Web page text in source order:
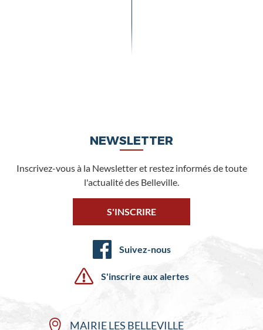
NEWSLETTER
Inscrivez-vous à la Newsletter et restez informés de toute
l'actualité des Belleville.
S'INSCRIRE
Suivez-nous
S'inscrire aux alertes
MAIRIE LES BELLEVILLE